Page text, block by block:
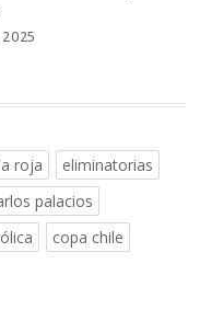
roja
eliminatorias
palacios
copa chile